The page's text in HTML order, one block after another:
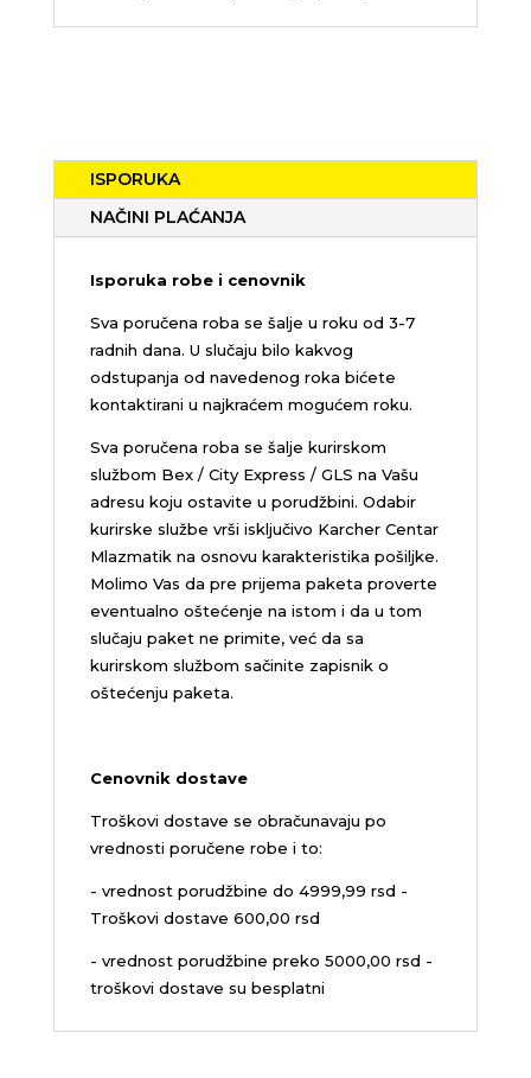
ISPORUKA
NAČINI PLAĆANJA
Isporuka robe i cenovnik
Sva poručena roba se šalje u roku od 3-7
radnih dana. U slučaju bilo kakvog
odstupanja od navedenog roka bićete
kontaktirani u najkraćem mogućem roku.
Sva poručena roba se šalje kurirskom
službom Bex / City Express / GLS na Vašu
adresu koju ostavite u porudžbini. Odabir
kurirske službe vrši isključivo Karcher Centar
Mlazmatik na osnovu karakteristika pošiljke.
Molimo Vas da pre prijema paketa proverte
eventualno oštećenje na istom i da u tom
slučaju paket ne primite, već da sa
kurirskom službom sačinite zapisnik o
oštećenju paketa.
Cenovnik dostave
Troškovi dostave se obračunavaju po
vrednosti poručene robe i to:
- vrednost porudžbine do 4999,99 rsd -
Troškovi dostave 600,00 rsd
- vrednost porudžbine preko 5000,00 rsd -
troškovi dostave su besplatni